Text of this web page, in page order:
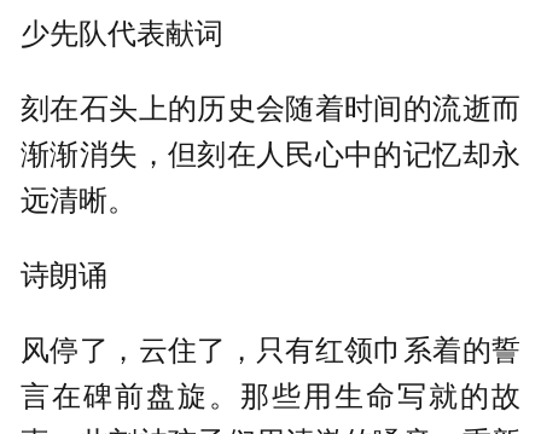
少先队代表献词
刻在石头上的历史会随着时间的流逝而
渐渐消失，但刻在人民心中的记忆却永
远清晰。
诗朗诵
风停了，云住了，只有红领巾系着的誓
言在碑前盘旋。那些用生命写就的故